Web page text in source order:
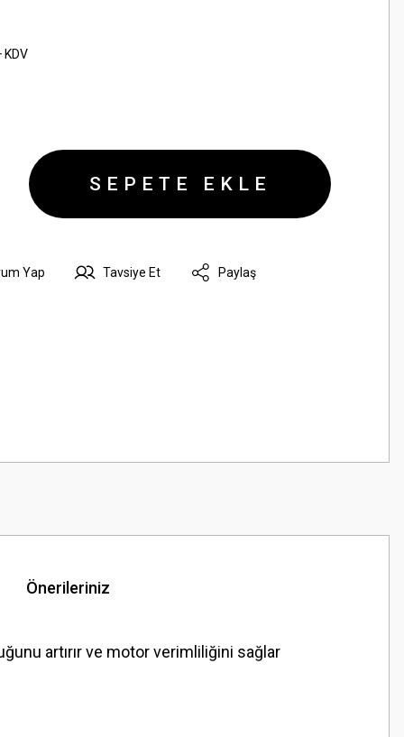
KDV
SEPETE EKLE
Yap Tavsiye Et Paylaş
Önerileriniz
artırır ve motor verimliliğini sağlar